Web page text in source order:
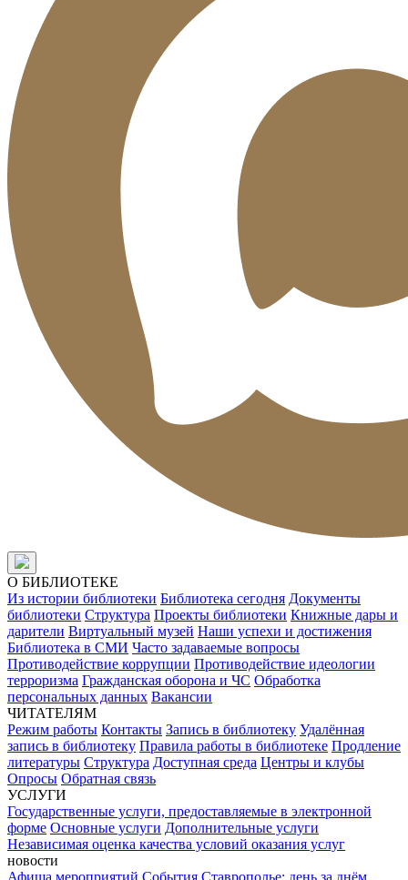
О БИБЛИОТЕКЕ
Из истории библиотеки Библиотека сегодня Документы
библиотеки Структура Проекты библиотеки Книжные дары и
дарители Виртуальный музей Наши успехи и достижения
Библиотека в СМИ Часто задаваемые вопросы
Противодействие коррупции Противодействие идеологии
терроризма Гражданская оборона и ЧС Обработка
персональных данных Вакансии
ЧИТАТЕЛЯМ
Режим работы Контакты Запись в библиотеку Удалённая
запись в библиотеку Правила работы в библиотеке Продление
литературы Структура Доступная среда Центры и клубы
Опросы Обратная связь
УСЛУГИ
Государственные услуги, предоставляемые в электронной
форме Основные услуги Дополнительные услуги
Независимая оценка качества условий оказания услуг
новости
Афиша мероприятий События Ставрополье: день за днём